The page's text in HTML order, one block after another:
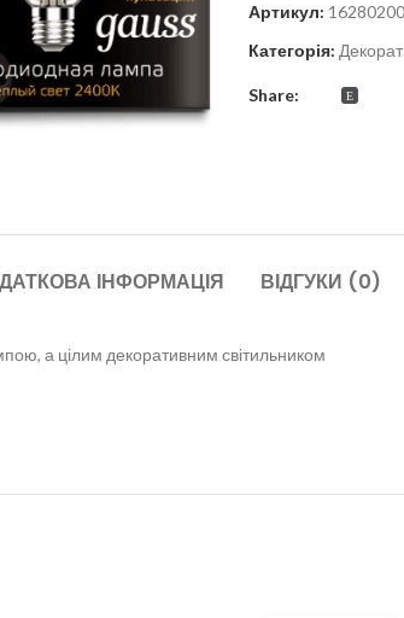
Артикул:
Категорія:
Share:
ІНФОРМАЦІЯ ВІДГУКИ (0)
а цілим декоративним світильником